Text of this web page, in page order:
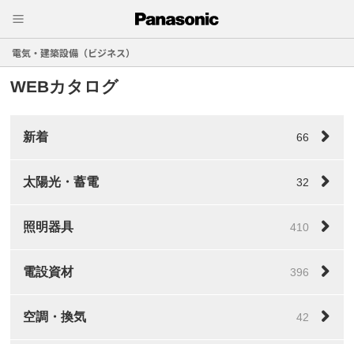
電気・建築設備（ビジネス）
WEBカタログ
新着 66
太陽光・蓄電 32
照明器具 410
電設資材 396
空調・換気 42